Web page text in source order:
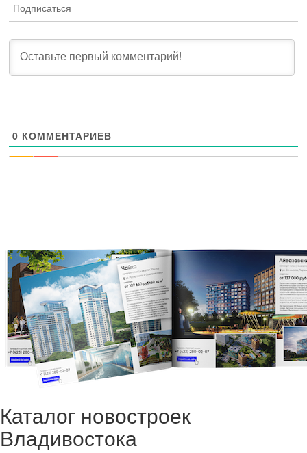
Подписаться
0 КОММЕНТАРИЕВ
Каталог новостроек
Владивостока